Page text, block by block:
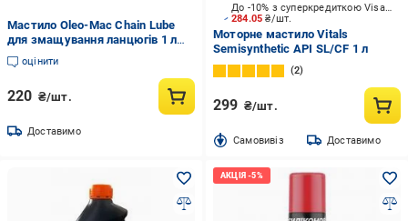
Мастило Oleo-Mac Chain Lube
для змащування ланцюгів 1 л
(3555010A)
оцінити
220 ₴/шт.
Доставимо
284.05₴/шт.
До -10% з суперкредиткою Visa Вигода
Моторне мастило Vitals
Semisynthetic API SL/CF 1 л
2
299 ₴/шт.
Cамовивіз Доставимо